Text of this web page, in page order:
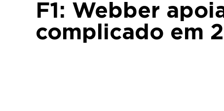
F1: Webber
complicado em